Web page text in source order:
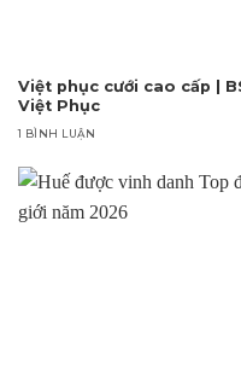
Việt phục cưới cao cấp |
Việt Phục
1 BÌNH LUẬN